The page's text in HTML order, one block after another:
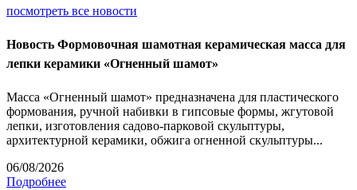
посмотреть все новости
Новость Формовочная шамотная керамическая масса для
лепки керамики «Огненный шамот»
Масса «Огненный шамот» предназначена для пластического
формования, ручной набивки в гипсовые формы, жгутовой
лепки, изготовления садово-парковой скульптуры,
архитектурной керамики, обжига огненной скульптуры...
06/08/2026
Подробнее